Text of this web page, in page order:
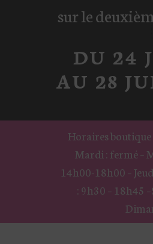
sur le
DU 24
AU 28
Horaires boutique –
Mardi : fermé –
14h00-18h00 – Jeudi :
: 9h30 – 18h45 –
Dimanche